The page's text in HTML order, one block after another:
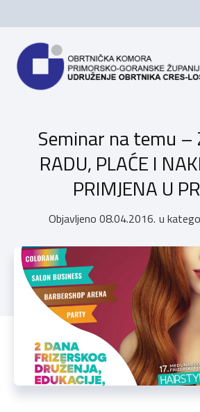
Seminar na temu –
RADU, PLAĆE I
PRIMJENA U
Objavljeno 08.04.2016. u